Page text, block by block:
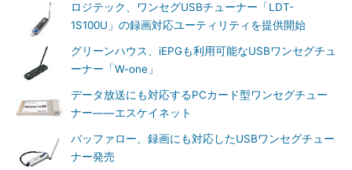
ロジテック、ワンセグUSBチューナー「LDT-
1S100U」の録画対応ユーティリティを提供開始
グリーンハウス、iEPGも利用可能なUSBワンセグチュ
ーナー「W-one」
データ放送にも対応するPCカード型ワンセグチュー
ナー――エスケイネット
バッファロー、録画にも対応したUSBワンセグチュー
ナー発売